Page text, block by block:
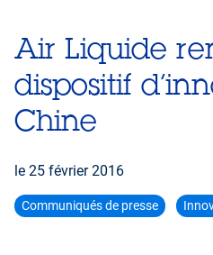
Air Liquide
dispositif
Chine
le 25 février 2016
Communiqués de presse